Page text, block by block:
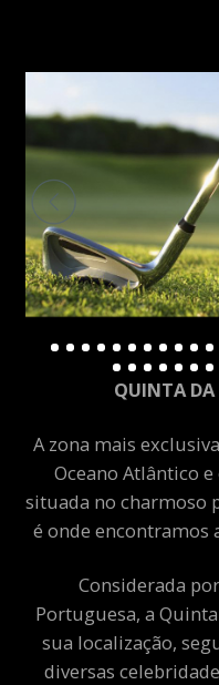
QUINTA DA
A zona mais
Oceano Atlântico
situada no charmoso
é onde encontramos
Considerada
Portuguesa, a
sua localização,
diversas